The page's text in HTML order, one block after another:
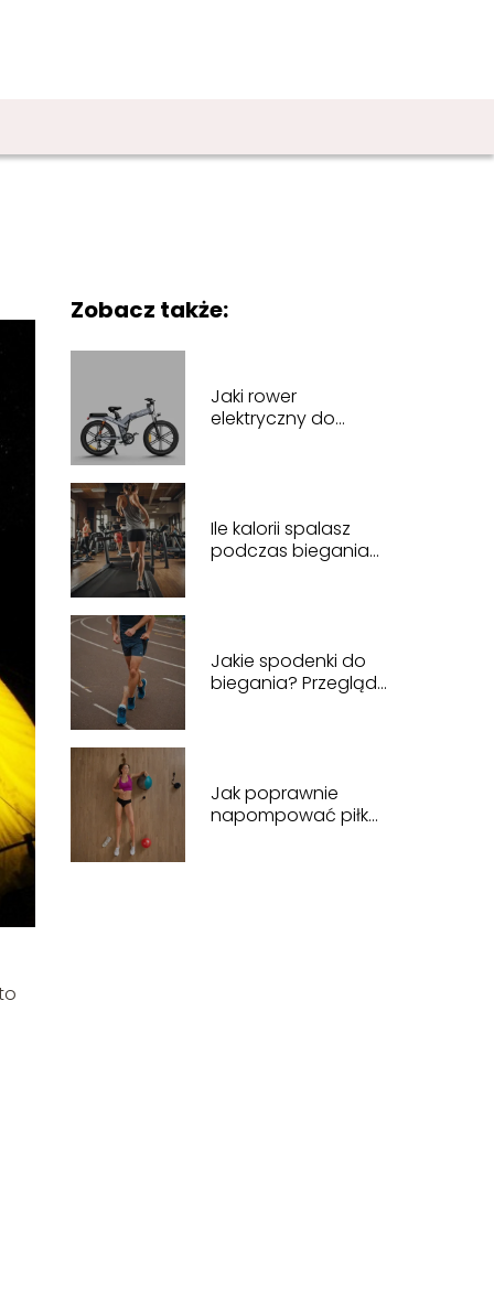
Zobacz także:
Jaki rower
elektryczny do
Ile kalorii spalasz
podczas biegania?
Jakie spodenki do
biegania? Przegląd
Jak poprawnie
napompować piłkę